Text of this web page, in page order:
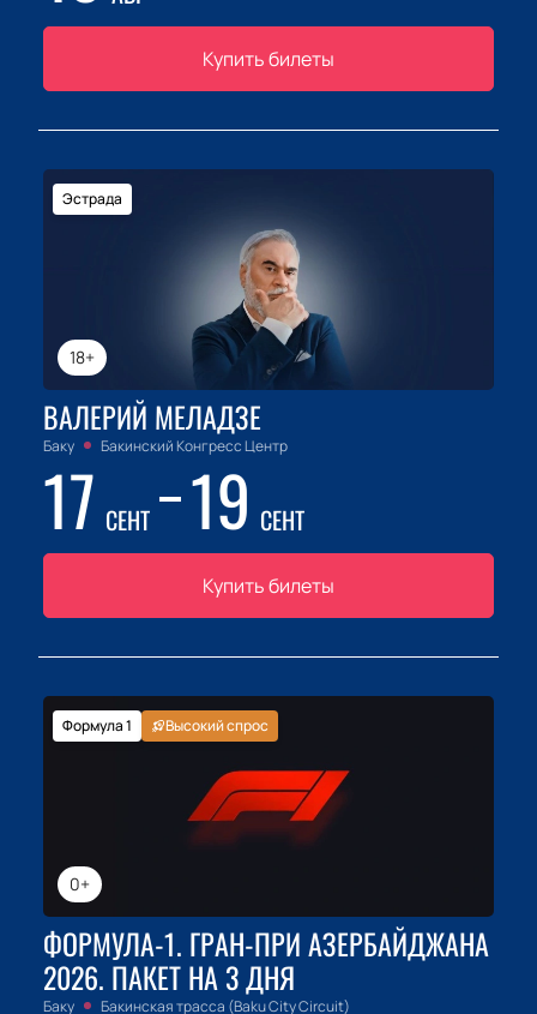
Купить билеты
18+
Эстрада
ВАЛЕРИЙ МЕЛАДЗЕ
Баку Бакинский Конгресс Центр
17 СЕНТ 19 СЕНТ
Купить билеты
0+
Формула 1 Высокий спрос
ФОРМУЛА-1. ГРАН-ПРИ АЗЕРБАЙДЖАНА
2026. ПАКЕТ НА 3 ДНЯ
Баку Бакинская трасса (Baku City Circuit)